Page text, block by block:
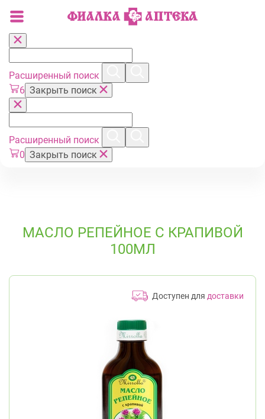
Расширенный поиск
6 Закрыть поиск
Расширенный поиск
0 Закрыть поиск
МАСЛО РЕПЕЙНОЕ С КРАПИВОЙ
100МЛ
Доступен для доставки